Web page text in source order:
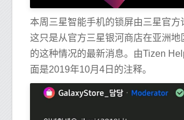
本周三星智能手机的锁屏由三星官方
这只是从官方三星银河商店在亚洲地
的这种情况的最新消息。由Tizen
面是2019年10月4日的注释。